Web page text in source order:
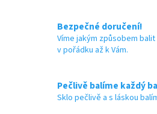
Bezpečné doručení!
Víme jakým způsobem
v pořádku až k Vám.
Pečlivě balíme každý
Sklo pečlivě a s láskou